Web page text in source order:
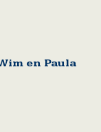
en Paula